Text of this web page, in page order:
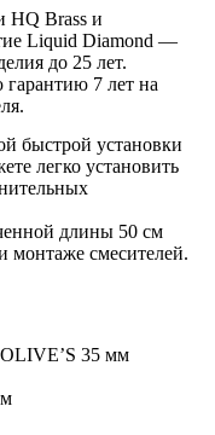
HQ Brass и
Liquid Diamond —
до 25 лет.
7 лет на
быстрой установки
легко установить
длины 50 см
монтаже смесителей.
35 мм